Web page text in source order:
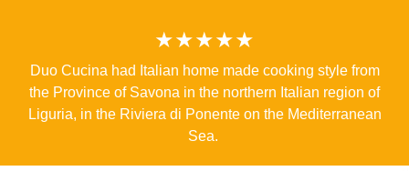
★★★★★
Duo Cucina had Italian home made cooking style from
the Province of Savona in the northern Italian region of
Liguria, in the Riviera di Ponente on the Mediterranean
Sea.